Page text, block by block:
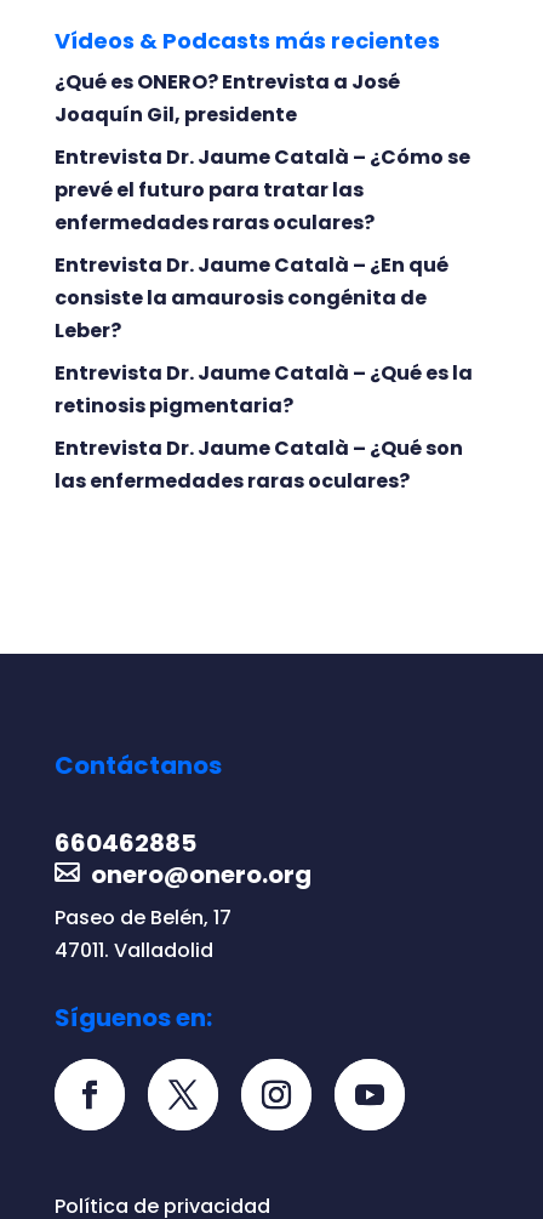
Vídeos & Podcasts más recientes
¿Qué es ONERO? Entrevista a José
Joaquín Gil, presidente
Entrevista Dr. Jaume Català – ¿Cómo se
prevé el futuro para tratar las
enfermedades raras oculares?
Entrevista Dr. Jaume Català – ¿En qué
consiste la amaurosis congénita de
Leber?
Entrevista Dr. Jaume Català – ¿Qué es la
retinosis pigmentaria?
Entrevista Dr. Jaume Català – ¿Qué son
las enfermedades raras oculares?
Contáctanos
660462885
onero@onero.org
Paseo de Belén, 17
47011. Valladolid
Síguenos en:
Política de privacidad